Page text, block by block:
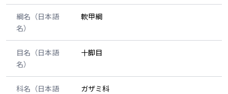
綱名（日本語
名）
軟甲綱
目名（日本語
名）
十脚目
科名（日本語
ガザミ科